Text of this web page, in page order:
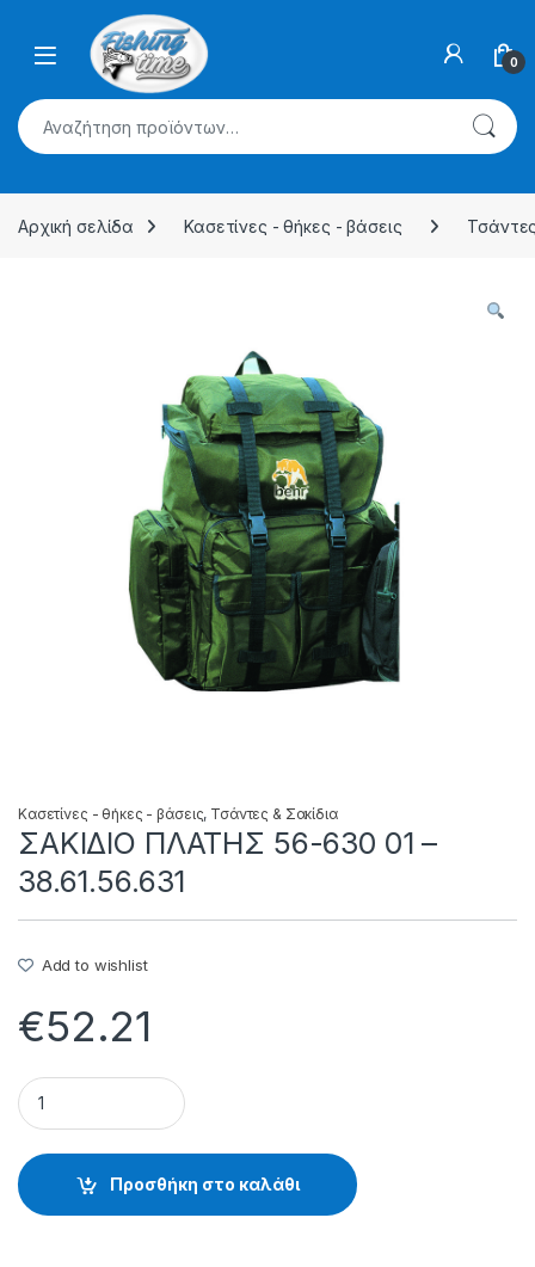
Skip to navigation
0
Αναζήτηση για:
Αρχική σελίδα Κασετίνες - θήκες - βάσεις
Κασετίνες - θήκες - βάσεις, Τσάντες & Σακίδια
ΣΑΚΙΔΙΟ ΠΛΑΤΗΣ 56-630 01 –
38.61.56.631
Add to wishlist
€52.21
ΣΑΚΙΔΙΟ ΠΛΑΤΗΣ 56-630 01 - 38.61.56.631 quantity
Προσθήκη στο καλάθι